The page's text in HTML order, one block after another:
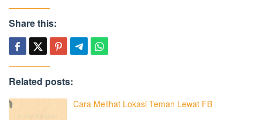
Share this:
Related posts:
Cara Melihat Lokasi Teman Lewat FB